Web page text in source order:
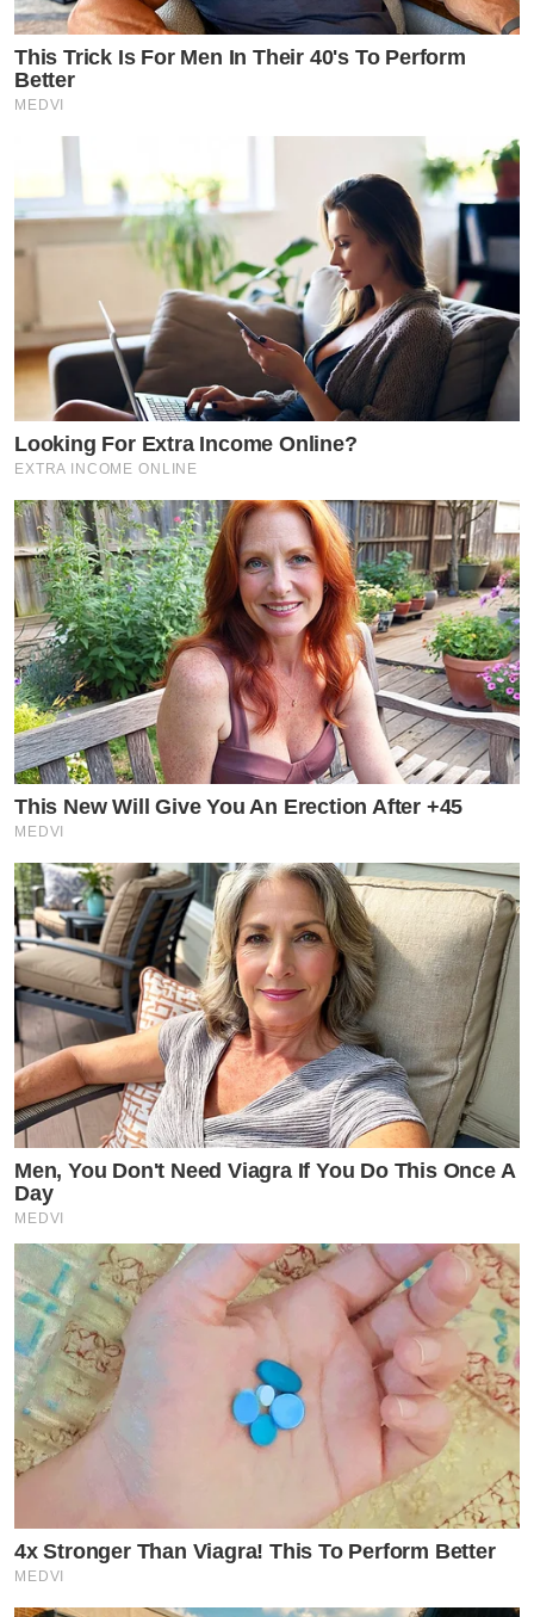
This Trick Is For Men In Their 40's To Perform
Better
MEDVI
Looking For Extra Income Online?
EXTRA INCOME ONLINE
This New Will Give You An Erection After +45
MEDVI
Men, You Don't Need Viagra If You Do This Once A
Day
MEDVI
4x Stronger Than Viagra! This To Perform Better
MEDVI